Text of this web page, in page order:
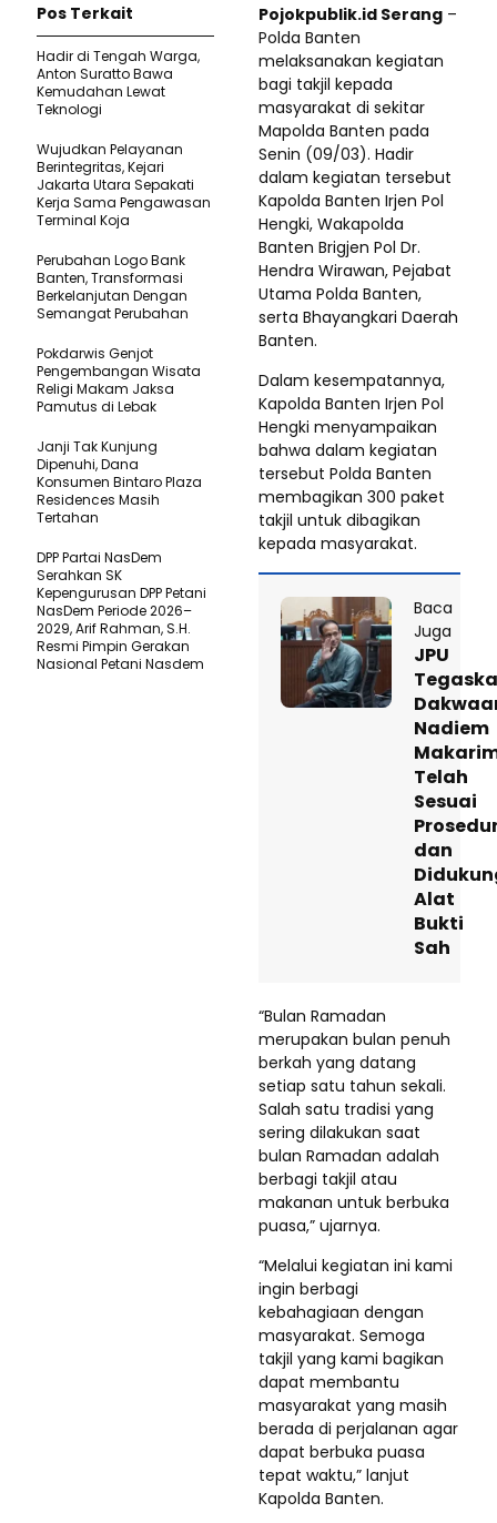
Pojokpublik.id Serang –
Polda Banten
melaksanakan kegiatan
bagi takjil kepada
masyarakat di sekitar
Mapolda Banten pada
Senin (09/03). Hadir
dalam kegiatan tersebut
Kapolda Banten Irjen Pol
Hengki, Wakapolda
Banten Brigjen Pol Dr.
Hendra Wirawan, Pejabat
Utama Polda Banten,
serta Bhayangkari Daerah
Banten.
Dalam kesempatannya,
Kapolda Banten Irjen Pol
Hengki menyampaikan
bahwa dalam kegiatan
tersebut Polda Banten
membagikan 300 paket
takjil untuk dibagikan
kepada masyarakat.
Baca
Juga
JPU
Nadiem
Telah
Sesuai
dan
Alat
Bukti
Sah
“Bulan Ramadan
merupakan bulan penuh
berkah yang datang
setiap satu tahun sekali.
Salah satu tradisi yang
sering dilakukan saat
bulan Ramadan adalah
berbagi takjil atau
makanan untuk berbuka
puasa,” ujarnya.
“Melalui kegiatan ini kami
ingin berbagi
kebahagiaan dengan
masyarakat. Semoga
takjil yang kami bagikan
dapat membantu
masyarakat yang masih
berada di perjalanan agar
dapat berbuka puasa
tepat waktu,” lanjut
Kapolda Banten.
Pos Terkait
Hadir di Tengah Warga,
Anton Suratto Bawa
Kemudahan Lewat
Teknologi ​
Wujudkan Pelayanan
Berintegritas, Kejari
Jakarta Utara Sepakati
Kerja Sama Pengawasan
Terminal Koja
Perubahan Logo Bank
Banten, Transformasi
Berkelanjutan Dengan
Semangat Perubahan
Pokdarwis Genjot
Pengembangan Wisata
Religi Makam Jaksa
Pamutus di Lebak
Janji Tak Kunjung
Dipenuhi, Dana
Konsumen Bintaro Plaza
Residences Masih
Tertahan
DPP Partai NasDem
Serahkan SK
Kepengurusan DPP Petani
NasDem Periode 2026–
2029, Arif Rahman, S.H.
Resmi Pimpin Gerakan
Nasional Petani Nasdem